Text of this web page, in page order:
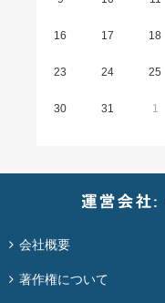
16 17 18
23 24 25
30 31 1
会社概要
著作権について